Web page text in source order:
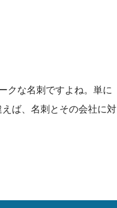
クな名刺ですよね。単に
ば、名刺とその会社に対